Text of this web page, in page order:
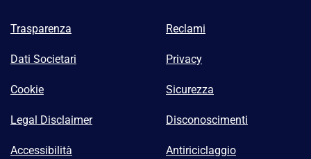
Trasparenza Reclami
Dati Societari Privacy
Cookie Sicurezza
Legal Disclaimer Disconoscimenti
Accessibilità Antiriciclaggio